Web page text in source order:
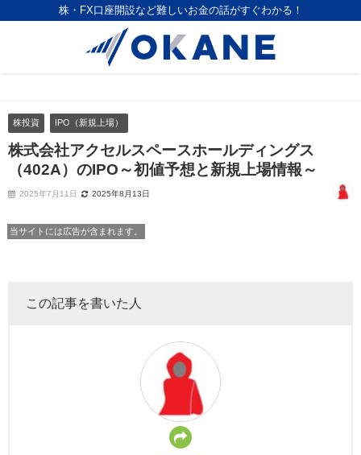
株・FX口座開設など難しいお金の話がすぐわかる！
株投資 IPO（新規上場）
株式会社アクセルスペースホールディングス
（402A）のIPO～初値予想と新規上場情報～
2025年7月11日 2025年8月13日
当サイトには広告が含まれます。
この記事を書いた人